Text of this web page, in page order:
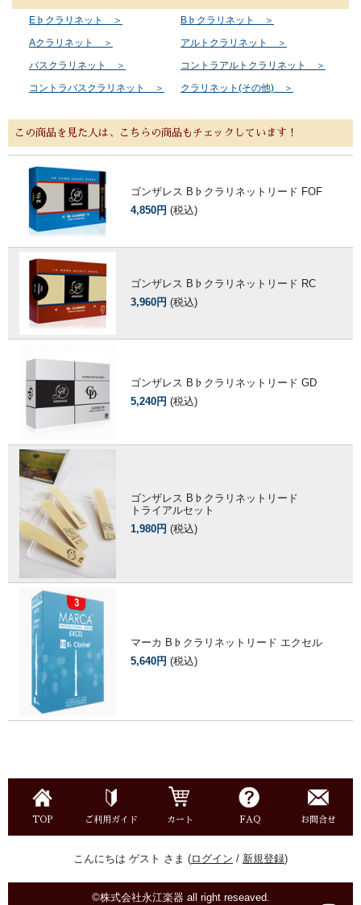
E♭クラリネット ＞
B♭クラリネット ＞
Aクラリネット ＞
アルトクラリネット ＞
バスクラリネット ＞
コントラアルトクラリネット ＞
コントラバスクラリネット ＞
クラリネット(その他) ＞
この商品を見た人は、こちらの商品もチェックしています！
ゴンザレス B♭クラリネットリード FOF
4,850円 (税込)
ゴンザレス B♭クラリネットリード RC
3,960円 (税込)
ゴンザレス B♭クラリネットリード GD
5,240円 (税込)
ゴンザレス B♭クラリネットリード
トライアルセット
1,980円 (税込)
マーカ B♭クラリネットリード エクセル
5,640円 (税込)
TOP ご利用ガイド カート FAQ お問合せ
こんにちは ゲスト さま (ログイン / 新規登録)
©株式会社永江楽器 all right reseaved.